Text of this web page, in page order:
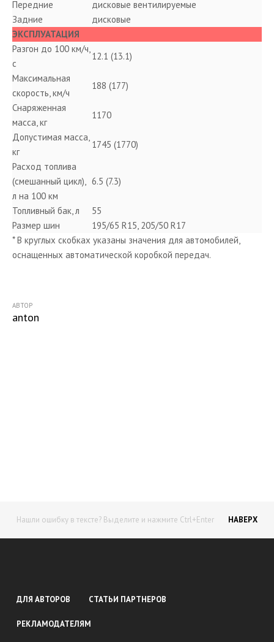
Передние
дисковые вентилируемые
Задние
дисковые
ЭКСПЛУАТАЦИЯ
Разгон до 100 км/ч,
с
12.1 (13.1)
Максимальная
скорость, км/ч
188 (177)
Снаряженная
масса, кг
1170
Допустимая масса,
кг
1745 (1770)
Расход топлива
(смешанный цикл),
л на 100 км
6.5 (7.3)
Топливный бак, л
55
Размер шин
195/65 R15, 205/50 R17
* В круглых скобках указаны значения для автомобилей,
оснащенных автоматической коробкой передач.
АВТОР
anton
Нашли ошибку в тексте? Выделите и нажмите Ctrl+Enter НАВЕРХ
ДЛЯ АВТОРОВ СТАТЬИ ПАРТНЕРОВ
РЕКЛАМОДАТЕЛЯМ